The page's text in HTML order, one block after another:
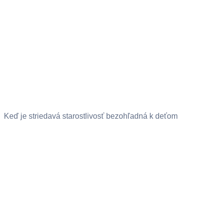
Keď je striedavá starostlivosť bezohľadná k deťom